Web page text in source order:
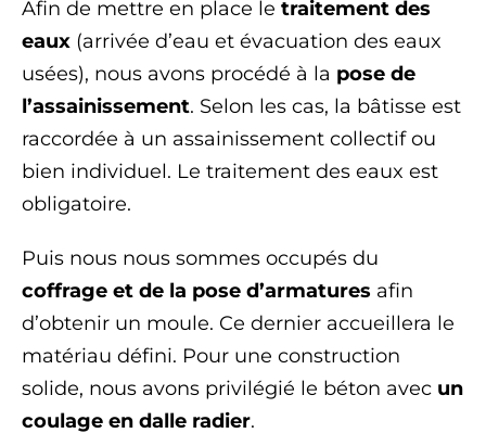
Afin de mettre en place le traitement des
eaux (arrivée d’eau et évacuation des eaux
usées), nous avons procédé à la pose de
l’assainissement. Selon les cas, la bâtisse est
raccordée à un assainissement collectif ou
bien individuel. Le traitement des eaux est
obligatoire.
Puis nous nous sommes occupés du
coffrage et de la pose d’armatures afin
d’obtenir un moule. Ce dernier accueillera le
matériau défini. Pour une construction
solide, nous avons privilégié le béton avec un
coulage en dalle radier.